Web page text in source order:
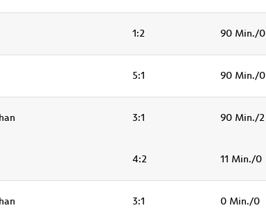
1:2 90 Min./0
5:1 90 Min./0
3:1
4:2
90 Min./2
11 Min./0
3:1 0 Min./0